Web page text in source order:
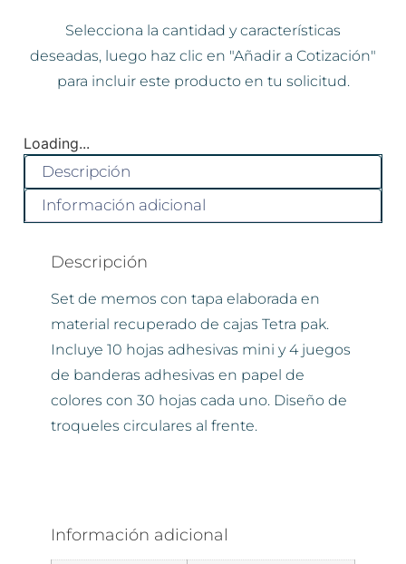
Selecciona la cantidad y características
deseadas, luego haz clic en "Añadir a Cotización"
para incluir este producto en tu solicitud.
Loading...
Descripción
Información adicional
Descripción
Set de memos con tapa elaborada en
material recuperado de cajas Tetra pak.
Incluye 10 hojas adhesivas mini y 4 juegos
de banderas adhesivas en papel de
colores con 30 hojas cada uno. Diseño de
troqueles circulares al frente.
Información adicional